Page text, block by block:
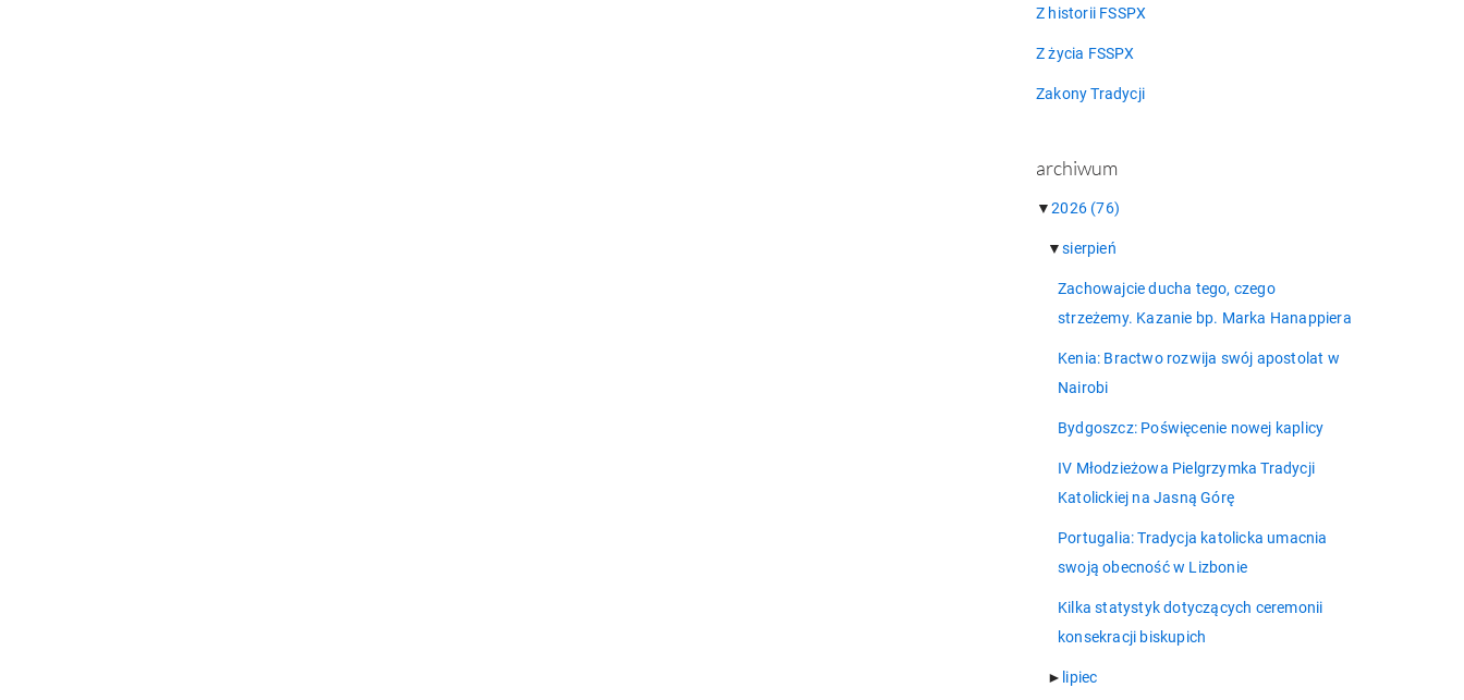
Z historii FSSPX
Z życia FSSPX
Zakony Tradycji
archiwum
▼2026 (76)
▼sierpień
Zachowajcie ducha tego, czego
strzeżemy. Kazanie bp. Marka Hanappiera
Kenia: Bractwo rozwija swój apostolat w
Nairobi
Bydgoszcz: Poświęcenie nowej kaplicy
IV Młodzieżowa Pielgrzymka Tradycji
Katolickiej na Jasną Górę
Portugalia: Tradycja katolicka umacnia
swoją obecność w Lizbonie
Kilka statystyk dotyczących ceremonii
konsekracji biskupich
► lipiec